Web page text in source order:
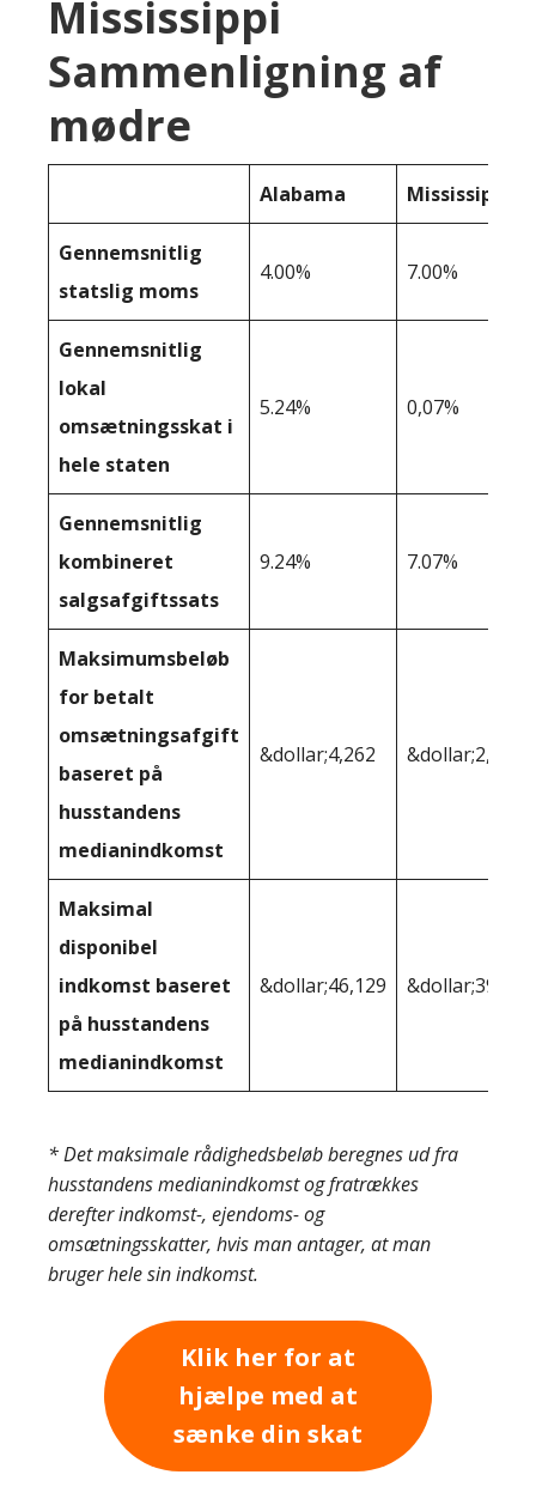
Mississippi
Sammenligning af
mødre
Alabama Mississippi
Gennemsnitlig
statslig moms
4.00% 7.00%
Gennemsnitlig
lokal
omsætningsskat i
hele staten
5.24% 0,07%
Gennemsnitlig
kombineret
salgsafgiftssats
9.24% 7.07%
Maksimumsbeløb
for betalt
omsætningsafgift
baseret på
husstandens
medianindkomst
&dollar;4,262 &dollar;2,765
Maksimal
disponibel
indkomst baseret
på husstandens
medianindkomst
&dollar;46,129 &dollar;39,110
* Det maksimale rådighedsbeløb beregnes ud fra
husstandens medianindkomst og fratrækkes
derefter indkomst-, ejendoms- og
omsætningsskatter, hvis man antager, at man
bruger hele sin indkomst.
Klik her for at
hjælpe med at
sænke din skat